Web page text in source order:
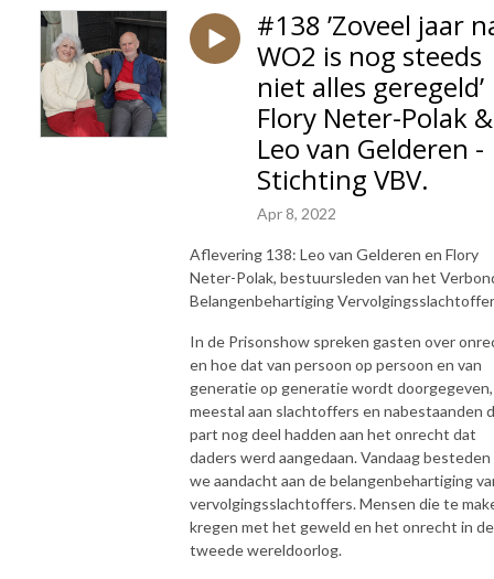
#138 ’Zoveel jaar
WO2 is nog steeds
niet alles geregeld’
Flory Neter-Polak &
Leo van Gelderen -
Stichting VBV.
Apr 8, 2022
Aflevering 138: Leo van Gelderen en Flory
Neter-Polak, bestuursleden van het
Belangenbehartiging
In de Prisonshow spreken gasten over
en hoe dat van persoon op persoon en van
generatie op generatie wordt doorgegeven,
meestal aan slachtoffers en nabestaanden
part nog deel hadden aan het onrecht dat
daders werd aangedaan. Vandaag besteden
we aandacht aan de belangenbehartiging
vervolgingsslachtoffers. Mensen die te
kregen met het geweld en het onrecht in de
tweede wereldoorlog.